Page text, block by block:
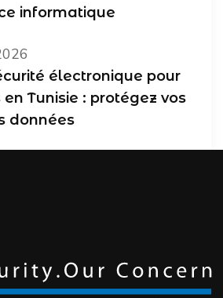
informatique
électronique pour
Tunisie : protégez vos
données